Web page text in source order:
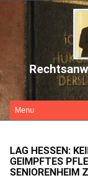
Menu
LAG HESSEN:
GEIMPFTES
SENIORENHEIM